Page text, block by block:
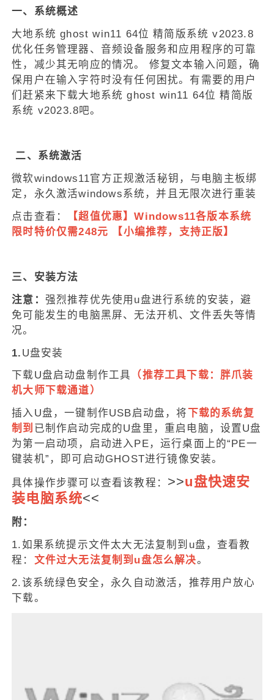
一、系统概述
大地系统 ghost win11 64位 精简版系统 v2023.8
优化任务管理器、音频设备服务和应用程序的可靠
性，减少其无响应的情况。 修复文本输入问题，确
保用户在输入字符时没有任何困扰。有需要的用户
们赶紧来下载大地系统 ghost win11 64位 精简版
系统 v2023.8吧。
二、系统激活
微软windows11官方正规激活秘钥，与电脑主板绑
定，永久激活windows系统，并且无限次进行重装
点击查看：
【超值优惠】Windows11各版本系统
限时特价仅需248元 【小编推荐，支持正版】
三、安装方法
注意： 强烈推荐优先使用u盘进行系统的安装，避
免可能发生的电脑黑屏、无法开机、文件丢失等情
况。
1. U盘安装
下载U盘启动盘制作工具
（推荐工具下载： 胖爪装
机大师下载通道）
插入U盘，一键制作USB启动盘，将
下载的系统复
制到 已制作启动完成的U盘里，重启电脑，设置U盘
为第一启动项，启动进入PE，运行桌面上的“PE一
键装机”，即可启动GHOST进行镜像安装。
具体操作步骤可以查看该教程： >>u盘快速安
装电脑系统<<
附：
1.如果系统提示文件太大无法复制到u盘，查看教
程： 文件过大无法复制到u盘怎么解决。
2.该系统绿色安全，永久自动激活，推荐用户放心
下载。